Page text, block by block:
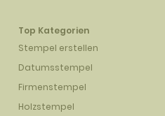
Top Kategorien
Stempel erstellen
Datumsstempel
Firmenstempel
Holzstempel